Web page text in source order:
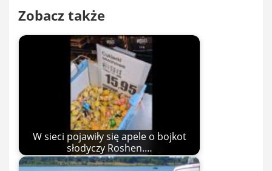
Zobacz także
W sieci pojawiły się apele o bojkot
słodyczy Roshen.…